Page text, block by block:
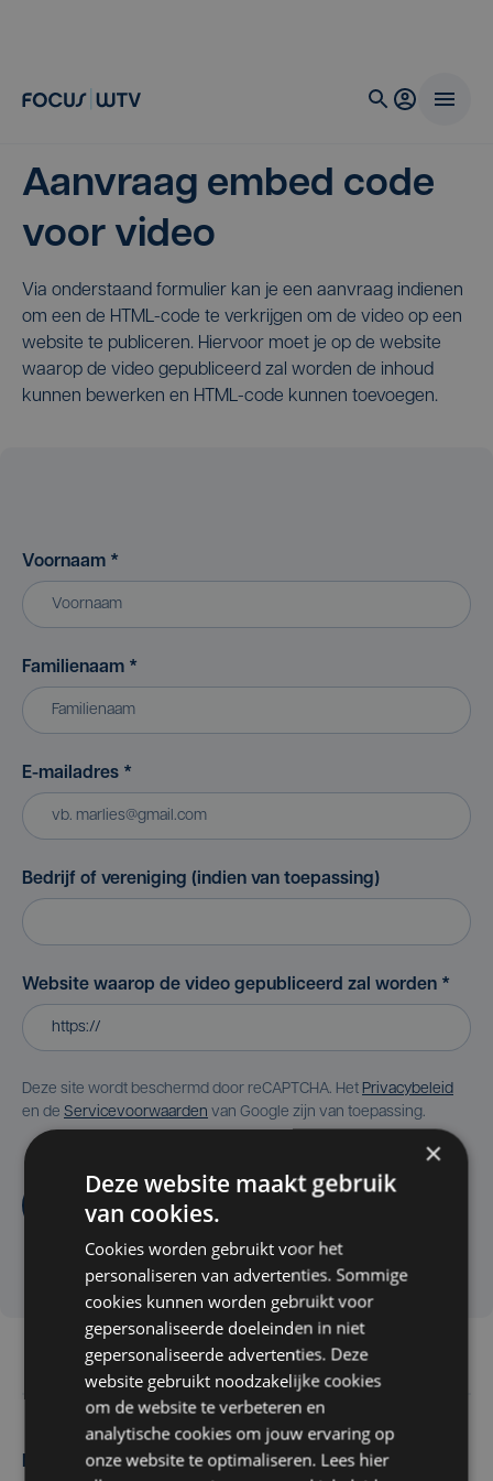
Aanvraag embed code
voor video
Via onderstaand formulier kan je een aanvraag indienen
om een de HTML-code te verkrijgen om de video op een
website te publiceren. Hiervoor moet je op de website
waarop de video gepubliceerd zal worden de inhoud
kunnen bewerken en HTML-code kunnen toevoegen.
Voornaam *
Familienaam *
E-mailadres *
Bedrijf of vereniging (indien van toepassing)
Website waarop de video gepubliceerd zal worden *
Deze site wordt beschermd door reCAPTCHA. Het Privacybeleid
en de Servicevoorwaarden van Google zijn van toepassing.
Aanvragen
Maak zelf het nieuws
×
Deze website maakt gebruik
van cookies.
Cookies worden gebruikt voor het
personaliseren van advertenties. Sommige
cookies kunnen worden gebruikt voor
gepersonaliseerde doeleinden in niet
gepersonaliseerde advertenties. Deze
website gebruikt noodzakelijke cookies
om de website te verbeteren en
analytische cookies om jouw ervaring op
onze website te optimaliseren. Lees hier